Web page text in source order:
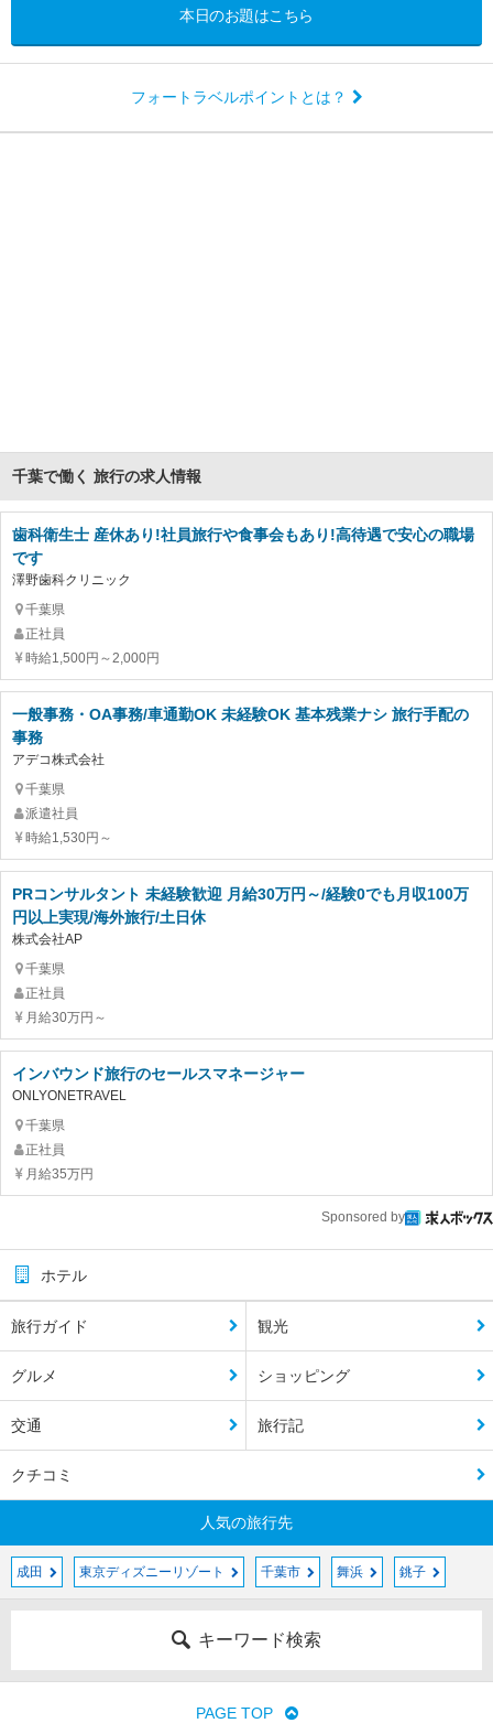
本日のお題はこちら
フォートラベルポイントとは？
千葉で働く 旅行の求人情報
歯科衛生士 産休あり!社員旅行や食事会もあり!高待遇で安心の職場
です
澤野歯科クリニック
千葉県
正社員
時給1,500円～2,000円
一般事務・OA事務/車通勤OK 未経験OK 基本残業ナシ 旅行手配の
事務
アデコ株式会社
千葉県
派遣社員
時給1,530円～
PRコンサルタント 未経験歓迎 月給30万円～/経験0でも月収100万
円以上実現/海外旅行/土日休
株式会社AP
千葉県
正社員
月給30万円～
インバウンド旅行のセールスマネージャー
ONLYONETRAVEL
千葉県
正社員
月給35万円
Sponsored by
ホテル
旅行ガイド 観光
グルメ ショッピング
交通 旅行記
クチコミ
人気の旅行先
成田 東京ディズニーリゾート 千葉市 舞浜 銚子
キーワード検索
PAGE TOP